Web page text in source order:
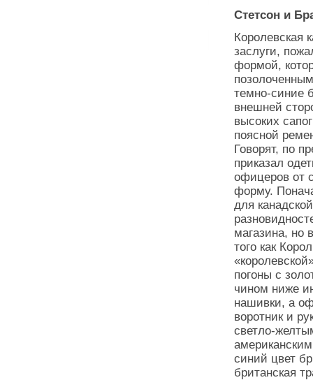
Стетсон и
Королевская
заслуги,
формой,
темно-синие
внешней
высоких
поясной
Говорят, по
приказал
офицеров от
форму.
для
магазина, но
того как
погоны с
чином ниже
нашивки, а
воротник и
светло-
синий цвет
британская